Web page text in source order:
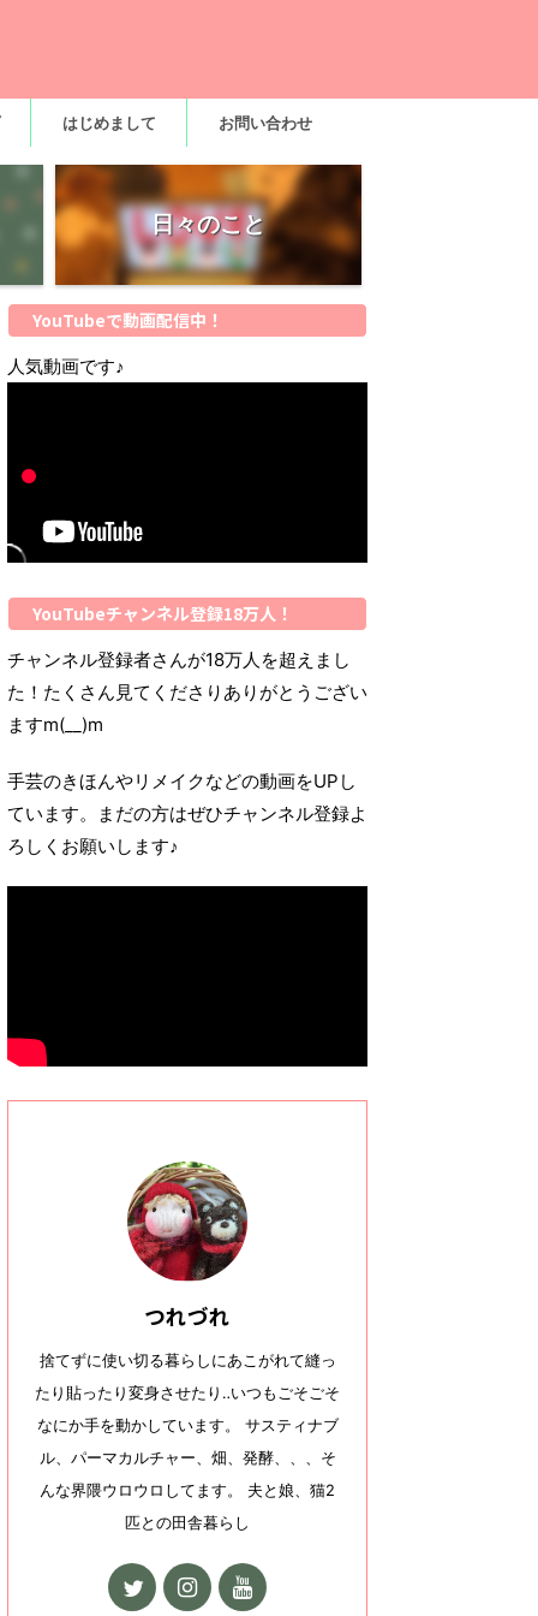
はじめまして お問い合わせ
日々のこと
YouTubeで動画配信中！
人気動画です♪
YouTubeチャンネル登録18万人！
チャンネル登録者さんが18万人を超えまし
た！たくさん見てくださりありがとうござい
ますm(__)m
手芸のきほんやリメイクなどの動画をUPし
ています。まだの方はぜひチャンネル登録よ
ろしくお願いします♪
つれづれ
捨てずに使い切る暮らしにあこがれて縫っ
たり貼ったり変身させたり‥いつもごそごそ
なにか手を動かしています。 サスティナブ
ル、パーマカルチャー、畑、発酵、、、そ
んな界隈ウロウロしてます。 夫と娘、猫2
匹との田舎暮らし